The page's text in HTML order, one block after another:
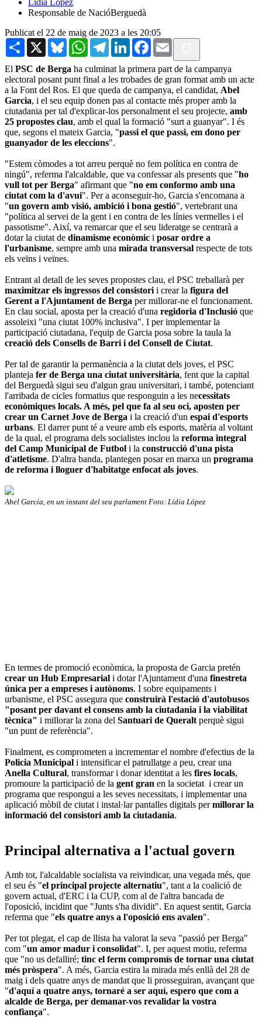
Responsable de NacióBerguedà
Publicat el 22 de maig de 2023 a les 20:05
Share X BlueskyWhatsAppTelegramLinkedInFacebook
Email
El PSC de Berga ha culminat la primera part de la campanya
electoral posant punt final a les trobades de gran format amb un acte
a la Font del Ros. El que queda de campanya, el candidat, Abel
Garcia, i el seu equip donen pas al contacte més proper amb la
ciutadania per tal d'explicar-los personalment el seu projecte, amb
25 propostes clau, amb el qual la formació "surt a guanyar". I és
que, segons el mateix Garcia, "passi el que passi, em dono per
guanyador de les eleccions".
"Estem còmodes a tot arreu perquè no fem política en contra de
ningú", referma l'alcaldable, que va confessar als presents que "ho
vull tot per Berga" afirmant que "no em conformo amb una
ciutat com la d'avui". Per a aconseguir-ho, Garcia s'encomana a
"un govern amb visió, ambició i bona gestió", vertebrant una
"política al servei de la gent i en contra de les línies vermelles i el
passotisme". Així, va remarcar que el seu lideratge se centrarà a
dotar la ciutat de dinamisme econòmic i posar ordre a
l'urbanisme, sempre amb una mirada transversal respecte de tots
els veïns i veïnes.
Entrant al detall de les seves propostes clau, el PSC treballarà per
maximitzar els ingressos del consistori i crear la figura del
Gerent a l'Ajuntament de Berga per millorar-ne el funcionament.
En clau social, aposta per la creació d'una regidoria d'Inclusió que
assoleixi "una ciutat 100% inclusiva". I per implementar la
participació ciutadana, l'equip de Garcia posa sobre la taula la
creació dels Consells de Barri i del Consell de Ciutat.
Per tal de garantir la permanència a la ciutat dels joves, el PSC
planteja fer de Berga una ciutat universitària, fent que la capital
del Berguedà sigui seu d'algun grau universitari, i també, potenciant
l'arribada de cicles formatius que responguin a les necessitats
econòmiques locals. A més, pel que fa al seu oci, aposten per
crear un Carnet Jove de Berga i la creació d'un espai d'esports
urbans. El darrer punt té a veure amb els esports, matèria al voltant
de la qual, el programa dels socialistes inclou la reforma integral
del Camp Municipal de Futbol i la construcció d'una pista
d'atletisme. D'altra banda, plantegen posar en marxa un programa
de reforma i lloguer d'habitatge enfocat als joves.
Abel Garcia, en un instant del seu parlament Foto: Lídia López
En termes de promoció econòmica, la proposta de Garcia pretén
crear un Hub Empresarial i dotar l'Ajuntament d'una finestreta
única per a empreses i autònoms. I sobre equipaments i
urbanisme, el PSC assegura que construirà l'estació d'autobusos
"posant per davant el consens amb la ciutadania i la viabilitat
tècnica" i millorar la zona del Santuari de Queralt perquè sigui
"un punt de referència".
Finalment, es comprometen a incrementar el nombre d'efectius de la
Policia Municipal i intensificar el patrullatge a peu, crear una
Anella Cultural, transformar i donar identitat a les fires locals,
promoure la participació de la gent gran en la societat i crear un
programa que respongui a les seves necessitats, i implementar una
aplicació mòbil de ciutat i instal·lar pantalles digitals permillorar la
informació del consistori amb la ciutadania.
Principal alternativa a l'actual govern
Amb tot, l'alcaldable socialista va reivindicar, una vegada més, que
el seu és "el principal projecte alternatiu", tant a la coalició de
govern actual, d'ERC i la CUP, com al de l'altra bancada de
l'oposició, incidint que "Junts s'ha dividit". En aquest sentit, Garcia
referma que "els quatre anys a l'oposició ens avalen".
Per tot plegat, el cap de llista ha valorat la seva "passió per Berga"
com "un amor madur i consolidat". I, per aquest motiu, referma
que "no us defalliré; tinc el ferm compromís de tornar una ciutat
més pròspera". A més, Garcia estira la mirada més enllà del 28 de
maig i dels quatre anys de mandat que li prosseguiran, avançant que
"d'aquí a quatre anys, tornaré a ser aquí, espero que com a
alcalde de Berga, per demanar-vos revalidar la vostra
confiança".